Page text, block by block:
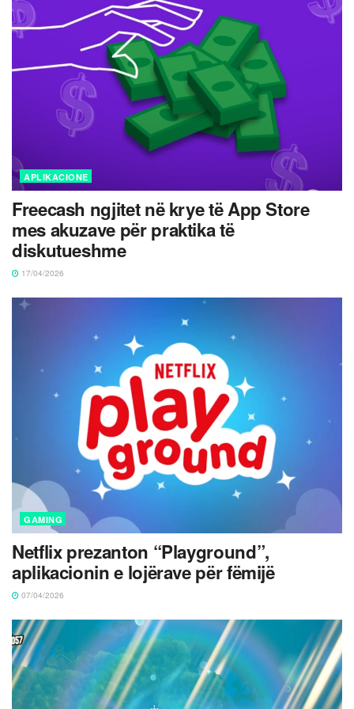
APLIKACIONE
Freecash ngjitet në krye të App Store
mes akuzave për praktika të
diskutueshme
17/04/2026
GAMING
Netflix prezanton “Playground”,
aplikacionin e lojërave për fëmijë
07/04/2026